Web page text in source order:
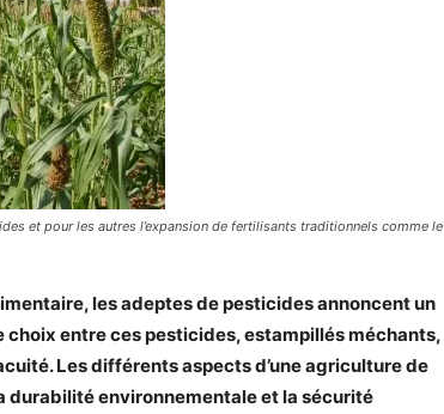
et pour les autres l’expansion de fertilisants traditionnels comme le
les adeptes de pesticides annoncent un
entre ces pesticides, estampillés méchants,
Les différents aspects d’une agriculture de
durabilité environnementale et la sécurité